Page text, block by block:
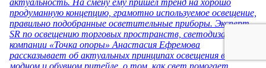
продуманную концепцию, грамотно используемое освещение,
правильно подобранные осветительные приборы. Эксперт
SR по освещению торговых пространств, светодизайнер
компании «Точка опоры» Анастасия Ефремова
рассказывает об актуальных принципах освещения в
модном и обувном ритейле, о том, как свет помогает